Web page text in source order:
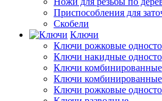
Приспособления для
Скобели
Ключи
Ключи рожковые
Ключи накидные
Ключи комбинированные
Ключи
Ключи рожковые